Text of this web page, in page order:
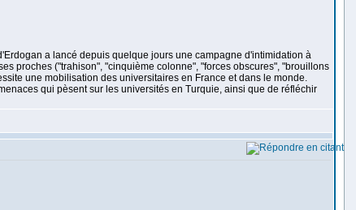
a lancé depuis quelque jours une campagne d'intimidation à
proches ("trahison", "cinquième colonne", "forces obscures", "brouillons
une mobilisation des universitaires en France et dans le monde.
qui pèsent sur les universités en Turquie, ainsi que de réfléchir